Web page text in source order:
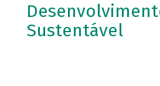
Sustentável